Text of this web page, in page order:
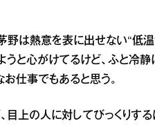
野は熱意を表に出せない“低
うと心がけてるけど、ふと冷
お仕事でもあると思う。
上の人に対してびっくりする